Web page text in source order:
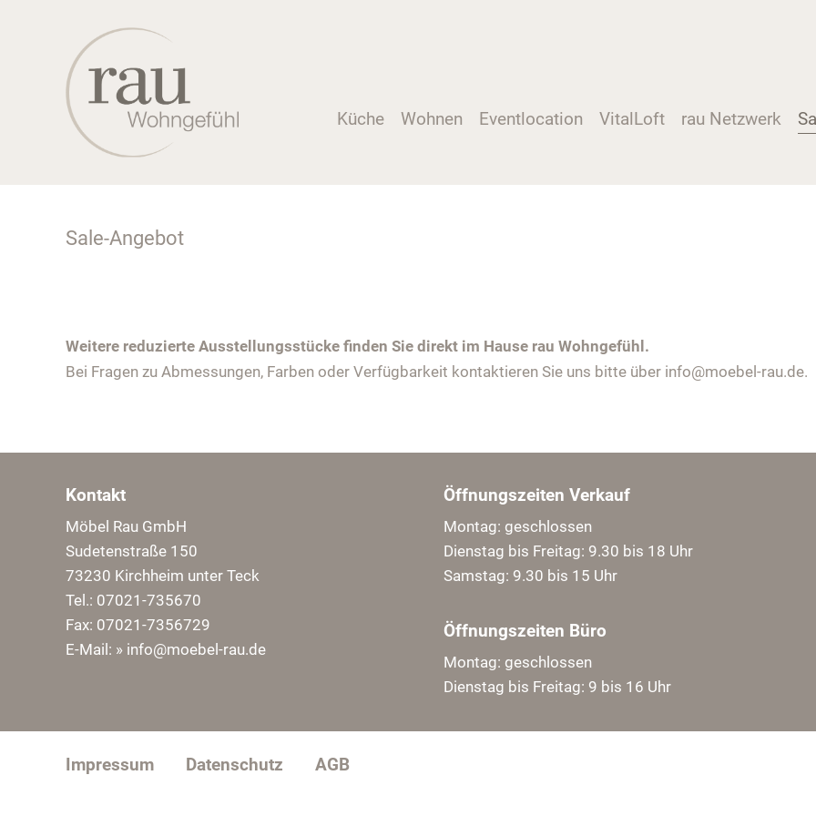
Küche Wohnen Eventlocation VitalLoft rau Netzwerk
Sale-Angebot
Weitere reduzierte Ausstellungsstücke finden Sie direkt im Hause rau Wohngefühl.
Bei Fragen zu Abmessungen, Farben oder Verfügbarkeit kontaktieren Sie uns bitte über info@moebel-rau.de.
Kontakt
Möbel Rau GmbH
Sudetenstraße 150
73230 Kirchheim unter Teck
Tel.: 07021-735670
Fax: 07021-7356729
E-Mail: » info@moebel-rau.de
Öffnungszeiten Verkauf
Montag: geschlossen
Dienstag bis Freitag: 9.30 bis 18 Uhr
Samstag: 9.30 bis 15 Uhr
Öffnungszeiten Büro
Montag: geschlossen
Dienstag bis Freitag: 9 bis 16 Uhr
Impressum Datenschutz AGB